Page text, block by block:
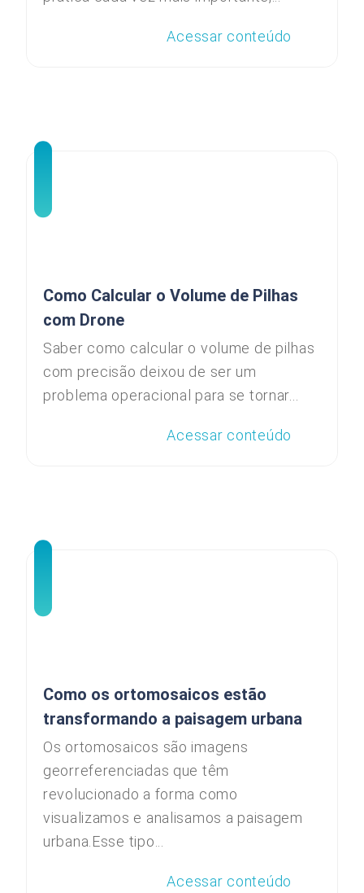
Acessar conteúdo
Como Calcular o Volume de Pilhas
com Drone
Saber como calcular o volume de pilhas
com precisão deixou de ser um
problema operacional para se tornar...
Acessar conteúdo
Como os ortomosaicos estão
transformando a paisagem urbana
Os ortomosaicos são imagens
georreferenciadas que têm
revolucionado a forma como
visualizamos e analisamos a paisagem
urbana.Esse tipo...
Acessar conteúdo